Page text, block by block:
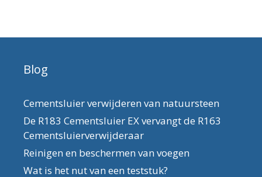
Blog
Cementsluier verwijderen van natuursteen
De R183 Cementsluier EX vervangt de R163
Cementsluierverwijderaar
Reinigen en beschermen van voegen
Wat is het nut van een teststuk?